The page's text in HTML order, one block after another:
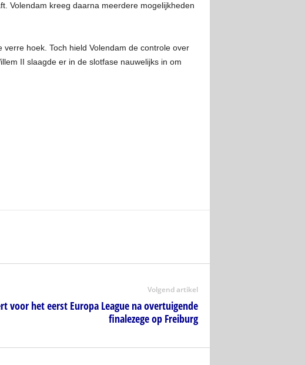
Volendam kreeg daarna meerdere mogelijkheden
hoek. Toch hield Volendam de controle over
II slaagde er in de slotfase nauwelijks in om
Volgend artikel
voor het eerst Europa League na overtuigende
finalezege op Freiburg